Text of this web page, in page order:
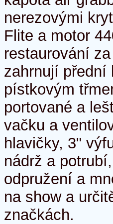
nerezovými
Flite a motor
restaurování
zahrnují přední
pístkovým
portované a
vačku a
hlavičky, 3"
nádrž a
odpružení a
na show a
značkách.